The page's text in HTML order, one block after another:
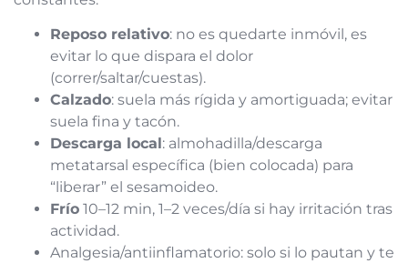
Reposo relativo: no es quedarte inmóvil, es
evitar lo que dispara el dolor
(correr/saltar/cuestas).
Calzado: suela más rígida y amortiguada; evitar
suela fina y tacón.
Descarga local: almohadilla/descarga
metatarsal específica (bien colocada) para
“liberar” el sesamoideo.
Frío 10–12 min, 1–2 veces/día si hay irritación tras
actividad.
Analgesia/antiinflamatorio: solo si lo pautan y te